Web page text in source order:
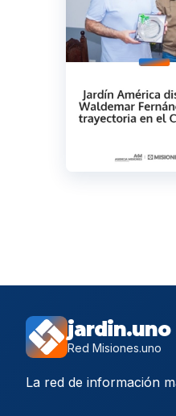
jardin.uno
Red Misiones.uno
La red de información